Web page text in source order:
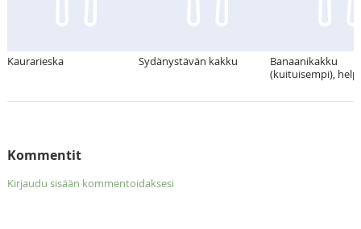
Kaurarieska Sydänystävän kakku
Banaanikakku
(kuituisempi),
Kommentit
Kirjaudu sisään kommentoidaksesi